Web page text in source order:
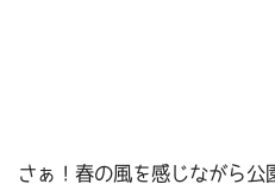
さぁ！春の風を感じながら公